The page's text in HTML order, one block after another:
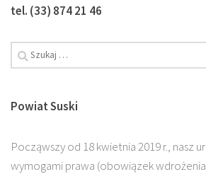
tel. (33) 874 21 46
Powiat Suski
Począwszy od 18 kwietnia 2019 r., nasz
wymogami prawa (obowiązek